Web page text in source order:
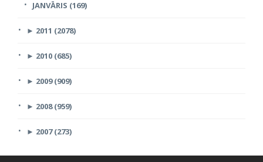
JANVĀRIS (169)
► 2011 (2078)
► 2010 (685)
► 2009 (909)
► 2008 (959)
► 2007 (273)